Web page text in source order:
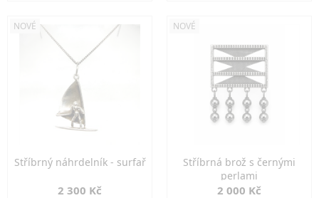
NOVÉ
Stříbrný náhrdelník - surfař
2 300 Kč
NOVÉ
Stříbrná brož s černými
perlami
2 000 Kč